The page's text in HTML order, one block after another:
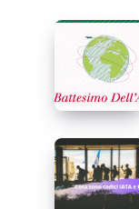
fare
battesimo
del
volo
o
dell’aria
Codici
aeroportuali:
Cosa